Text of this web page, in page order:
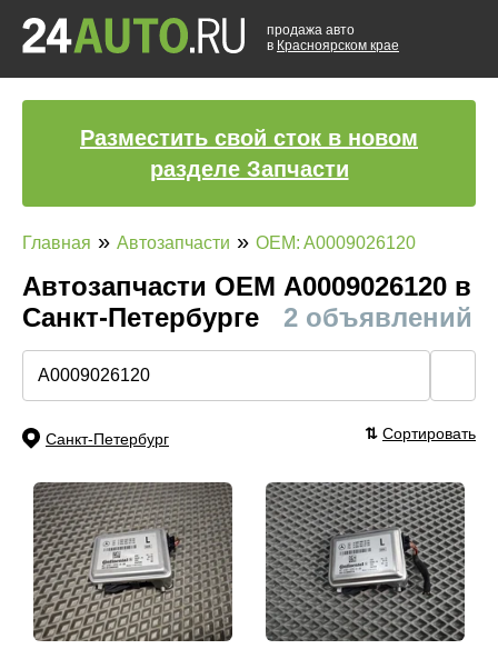
продажа авто
в Красноярском крае
Разместить свой сток в новом
разделе Запчасти
Главная » Автозапчасти » OEM: A0009026120
Автозапчасти ОЕМ A0009026120 в
Санкт-Петербурге
2 объявлений
Санкт-Петербург ⇅ Сортировать